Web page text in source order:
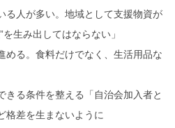
る人が多い。地域として支援物資が
生み出してはならない」
める。食料だけでなく、生活用品な
る条件を整える「自治会加入者と
格差を生まないように